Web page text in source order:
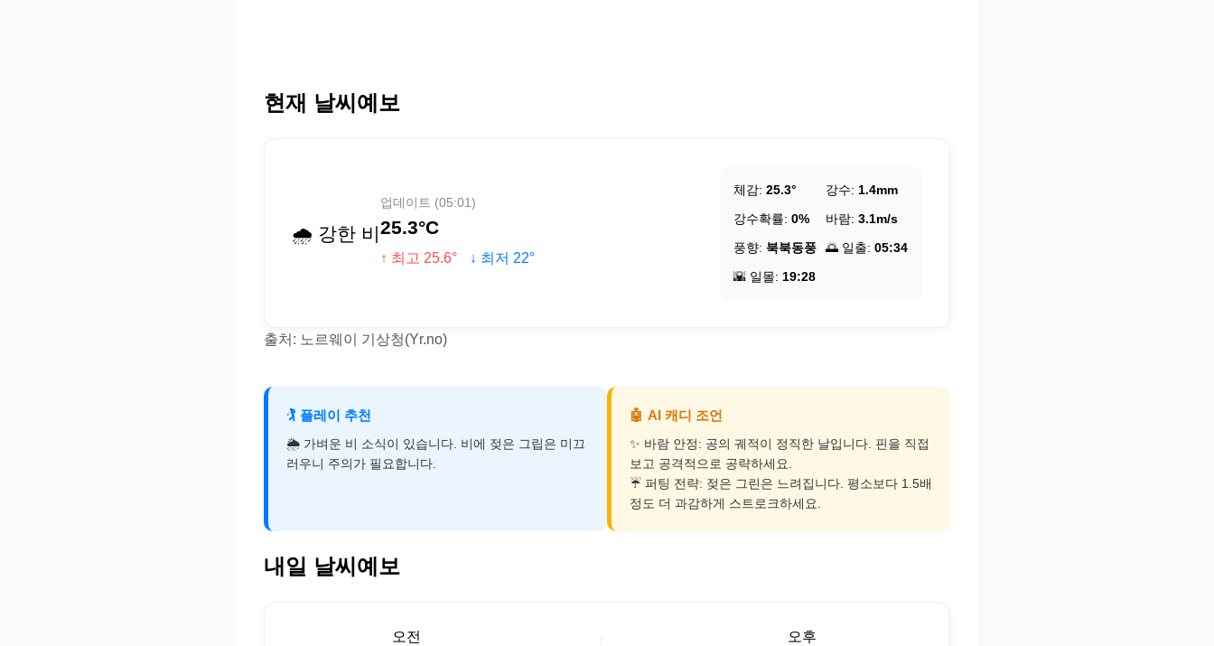
현재 날씨예보
🌧️ 강한 비
업데이트 (05:01)
25.3°C
↑ 최고 25.6° ↓ 최저 22°
체감: 25.3° 강수: 1.4mm
강수확률: 0% 바람: 3.1m/s
풍향: 북북동풍 🌅 일출: 05:34
🌇 일몰: 19:28
출처: 노르웨이 기상청(Yr.no)
🏌️ 플레이 추천
🌦️ 가벼운 비 소식이 있습니다. 비에 젖은 그립은 미끄
러우니 주의가 필요합니다.
🤖 AI 캐디 조언
✨ 바람 안정: 공의 궤적이 정직한 날입니다. 핀을 직접
보고 공격적으로 공략하세요.
☔ 퍼팅 전략: 젖은 그린은 느려집니다. 평소보다 1.5배
정도 더 과감하게 스트로크하세요.
내일 날씨예보
오전
오후